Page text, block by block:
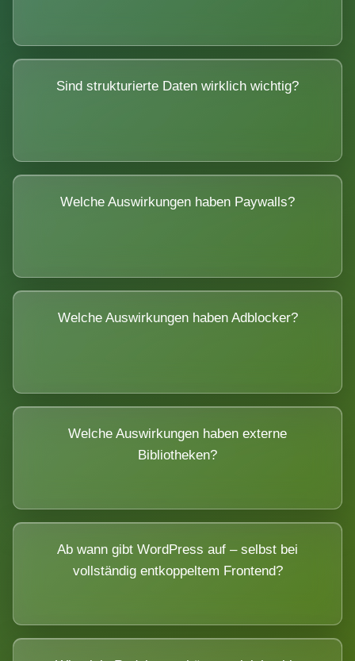
Sind strukturierte Daten wirklich wichtig?
Welche Auswirkungen haben Paywalls?
Welche Auswirkungen haben Adblocker?
Welche Auswirkungen haben externe
Bibliotheken?
Ab wann gibt WordPress auf – selbst bei
vollständig entkoppeltem Frontend?